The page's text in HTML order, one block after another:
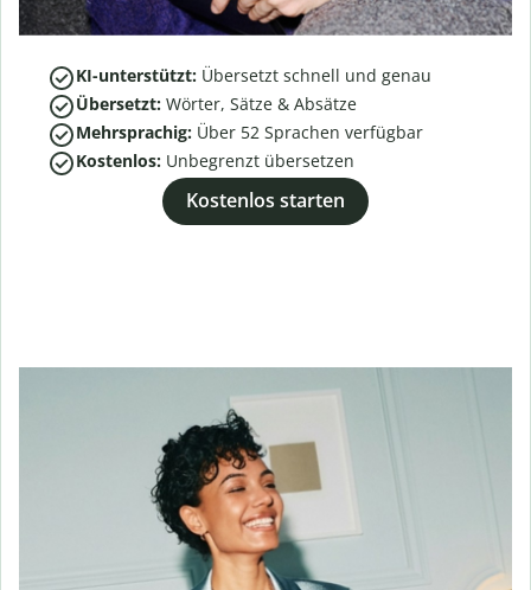
KI-unterstützt: Übersetzt schnell und genau
Übersetzt: Wörter, Sätze & Absätze
Mehrsprachig: Über 52 Sprachen verfügbar
Kostenlos: Unbegrenzt übersetzen
Kostenlos starten